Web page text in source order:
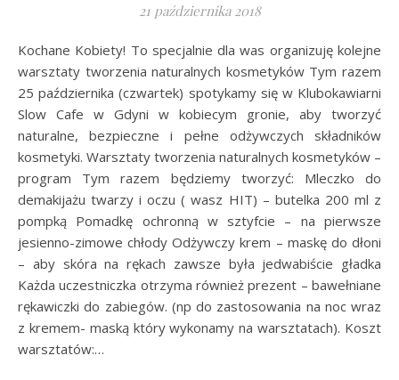
21 października 2018
Kochane Kobiety! To specjalnie dla was organizuję kolejne
warsztaty tworzenia naturalnych kosmetyków Tym razem
25 października (czwartek) spotykamy się w Klubokawiarni
Slow Cafe w Gdyni w kobiecym gronie, aby tworzyć
naturalne, bezpieczne i pełne odżywczych składników
kosmetyki. Warsztaty tworzenia naturalnych kosmetyków –
program Tym razem będziemy tworzyć: Mleczko do
demakijażu twarzy i oczu ( wasz HIT) – butelka 200 ml z
pompką Pomadkę ochronną w sztyfcie – na pierwsze
jesienno-zimowe chłody Odżywczy krem – maskę do dłoni
– aby skóra na rękach zawsze była jedwabiście gładka
Każda uczestniczka otrzyma również prezent – bawełniane
rękawiczki do zabiegów. (np do zastosowania na noc wraz
z kremem- maską który wykonamy na warsztatach). Koszt
warsztatów:…